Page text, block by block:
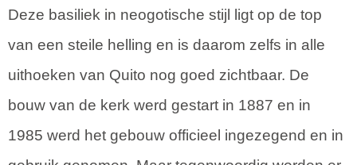
Deze basiliek in neogotische stijl ligt op de top
van een steile helling en is daarom zelfs in alle
uithoeken van Quito nog goed zichtbaar. De
bouw van de kerk werd gestart in 1887 en in
1985 werd het gebouw officieel ingezegend en in